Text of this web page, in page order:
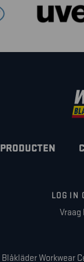
PRODUCTEN
LOG IN
Vraag
Blåkläder Workwear